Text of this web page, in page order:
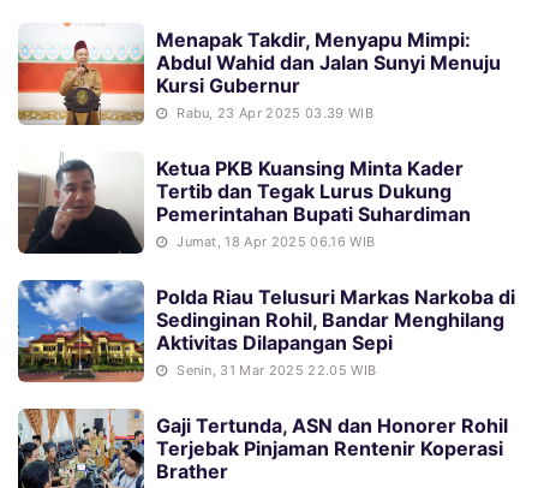
Menapak Takdir, Menyapu Mimpi:
Abdul Wahid dan Jalan Sunyi Menuju
Kursi Gubernur
Rabu, 23 Apr 2025 03.39 WIB
Ketua PKB Kuansing Minta Kader
Tertib dan Tegak Lurus Dukung
Pemerintahan Bupati Suhardiman
Jumat, 18 Apr 2025 06.16 WIB
Polda Riau Telusuri Markas Narkoba di
Sedinginan Rohil, Bandar Menghilang
Aktivitas Dilapangan Sepi
Senin, 31 Mar 2025 22.05 WIB
Gaji Tertunda, ASN dan Honorer Rohil
Terjebak Pinjaman Rentenir Koperasi
Brather